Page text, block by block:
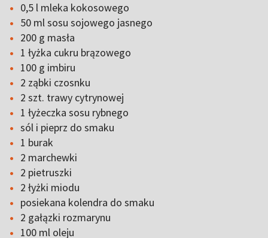
0,5 l mleka kokosowego
50 ml sosu sojowego jasnego
200 g masła
1 łyżka cukru brązowego
100 g imbiru
2 ząbki czosnku
2 szt. trawy cytrynowej
1 łyżeczka sosu rybnego
sól i pieprz do smaku
1 burak
2 marchewki
2 pietruszki
2 łyżki miodu
posiekana kolendra do smaku
2 gałązki rozmarynu
100 ml oleju